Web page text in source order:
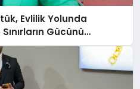
Evlilik Yolunda
Gücünü